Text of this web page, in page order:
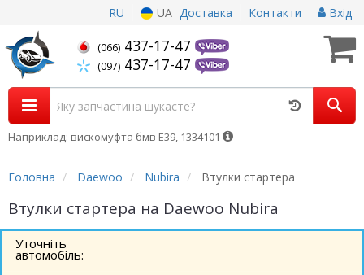
RU UA Доставка Контакти Вхід
(066) 437-17-47
(097) 437-17-47
Наприклад: вискомуфта бмв Е39, 1334101
Головна Daewoo Nubira Втулки стартера
Втулки стартера на Daewoo Nubira
Уточніть
автомобіль: